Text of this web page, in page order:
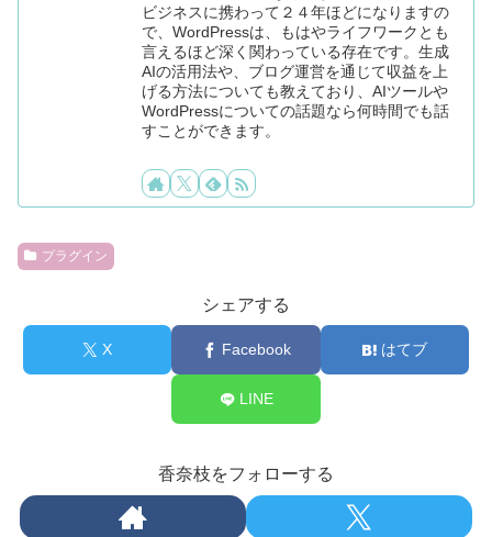
ビジネスに携わって２４年ほどになりますの
で、WordPressは、もはやライフワークとも
言えるほど深く関わっている存在です。生成
AIの活用法や、ブログ運営を通じて収益を上
げる方法についても教えており、AIツールや
WordPressについての話題なら何時間でも話
すことができます。
プラグイン
シェアする
X Facebook はてブ
LINE
香奈枝をフォローする